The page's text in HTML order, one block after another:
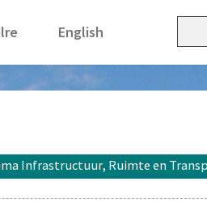
English
Ruimte en